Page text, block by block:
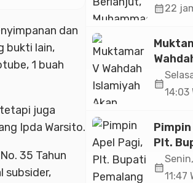
dan
bukti lain,
1 buah
juga
Ipda Warsito.
35 Tahun
subsider,
Fadila
2026
calendar_month22
Akan
10.000
Istiqlal
calendar_month
14:03
Plt.
calendar_month
11:47